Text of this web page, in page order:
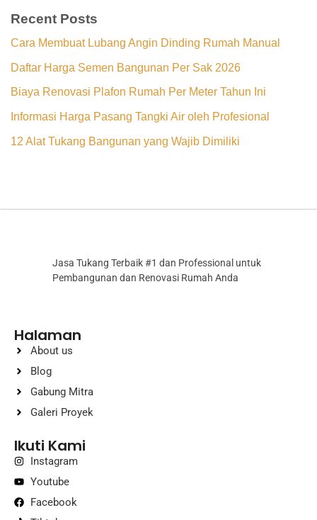
Recent Posts
Cara Membuat Lubang Angin Dinding Rumah Manual
Daftar Harga Semen Bangunan Per Sak 2026
Biaya Renovasi Plafon Rumah Per Meter Tahun Ini
Informasi Harga Pasang Tangki Air oleh Profesional
12 Alat Tukang Bangunan yang Wajib Dimiliki
Jasa Tukang Terbaik #1 dan Professional untuk
Pembangunan dan Renovasi Rumah Anda
Halaman
About us
Blog
Gabung Mitra
Galeri Proyek
Ikuti Kami
Instagram
Youtube
Facebook